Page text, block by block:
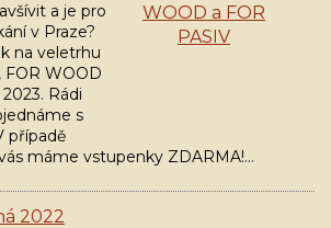
a je pro
v Praze?
na veletrhu
FOR WOOD
Rádi
s
případě
máme vstupenky ZDARMA!…
2022